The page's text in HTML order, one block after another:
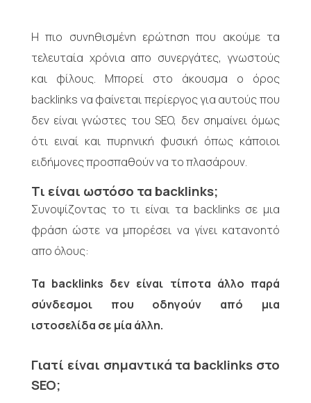
Η πιο συνηθισμένη ερώτηση που ακούμε τα
τελευταία χρόνια απο συνεργάτες, γνωστούς
και φίλους. Μπορεί στο άκουσμα ο όρος
backlinks να φαίνεται περίεργος για αυτούς που
δεν είναι γνώστες του SEO, δεν σημαίνει όμως
ότι ειναί και πυρηνική φυσική όπως κάποιοι
ειδήμονες προσπαθούν να το πλασάρουν.
Τι είναι ωστόσο τα backlinks;
Συνοψίζοντας το τι είναι τα backlinks σε μια
φράση ώστε να μπορέσει να γίνει κατανοητό
απο όλους:
Τα backlinks δεν είναι τίποτα άλλο παρά
σύνδεσμοι που οδηγούν από μια
ιστοσελίδα σε μία άλλη.
Γιατί είναι σημαντικά τα backlinks στο
SEO;